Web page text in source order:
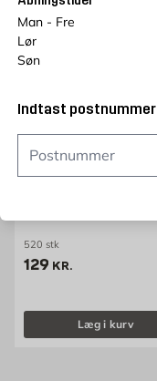
Man - Fre
Lør
Søn
Indtast postnummer
520 stk
Pris 129 kr. /stk
129 KR.
Læg i kurv